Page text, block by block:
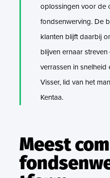
oplossingen voor de
fondsenwerving. De
klanten blijft daarbij
blijven ernaar
verrassen in snelheid
Visser, lid van het
Kentaa.
Meest